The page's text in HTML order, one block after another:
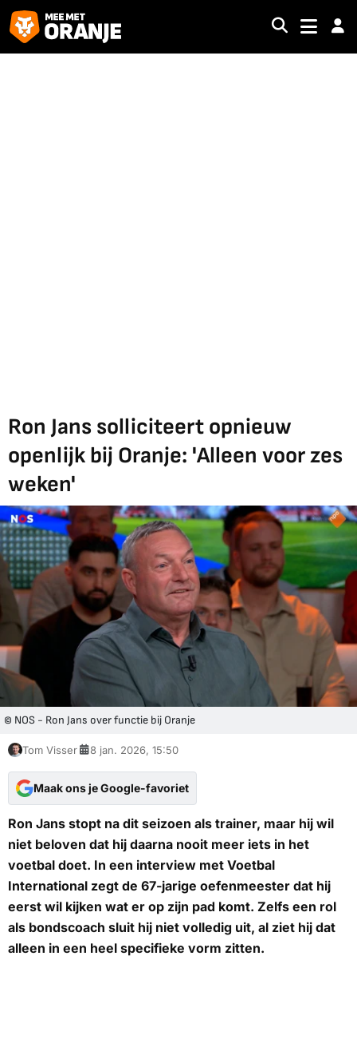
Ron Jans solliciteert opnieuw
openlijk bij Oranje: 'Alleen voor zes
weken'
© NOS - Ron Jans over functie bij Oranje
Tom Visser 8 jan. 2026, 15:50
Maak ons je Google-favoriet
Ron Jans stopt na dit seizoen als trainer, maar hij wil
niet beloven dat hij daarna nooit meer iets in het
voetbal doet. In een interview met Voetbal
International zegt de 67-jarige oefenmeester dat hij
eerst wil kijken wat er op zijn pad komt. Zelfs een rol
als bondscoach sluit hij niet volledig uit, al ziet hij dat
alleen in een heel specifieke vorm zitten.